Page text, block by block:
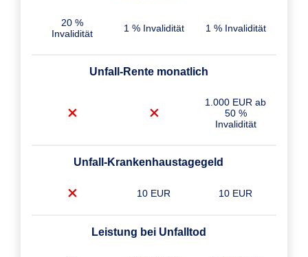
20 %
Invalidität
1 % Invalidität 1 % Invalidität
Unfall-Rente monatlich
1.000 EUR ab
50 %
Invalidität
Unfall-Krankenhaustagegeld
10 EUR 10 EUR
Leistung bei Unfalltod